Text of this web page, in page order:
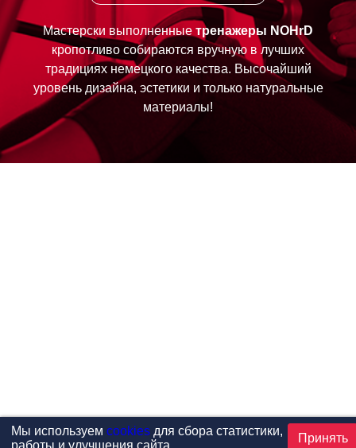
Мастерски выполненные тренажеры NOHrD
кропотливо собираются вручную в лучших
традициях немецкого качества. Высочайший
уровень дизайна, эстетики и только натуральные
материалы!
Мы используем cookiesдля сбора статистики,
работы и улучшения сайта
Принять